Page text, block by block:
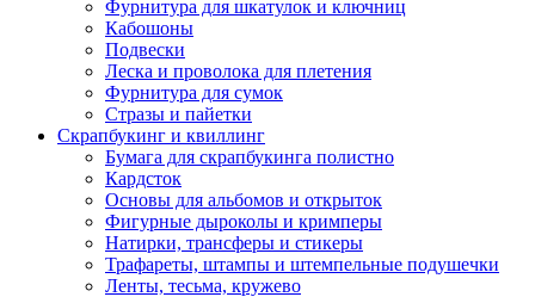
Фурнитура для шкатулок и ключниц
Кабошоны
Подвески
Леска и проволока для плетения
Фурнитура для сумок
Стразы и пайетки
Скрапбукинг и квиллинг
Бумага для скрапбукинга полистно
Кардсток
Основы для альбомов и открыток
Фигурные дыроколы и кримперы
Натирки, трансферы и стикеры
Трафареты, штампы и штемпельные подушечки
Ленты, тесьма, кружево